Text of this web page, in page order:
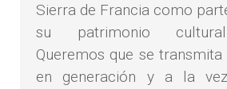
Sierra de Francia como
su patrimonio
Queremos que se
en generación y a la